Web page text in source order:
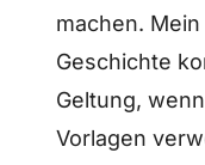
machen.
Geschichte
Geltung,
Vorlagen